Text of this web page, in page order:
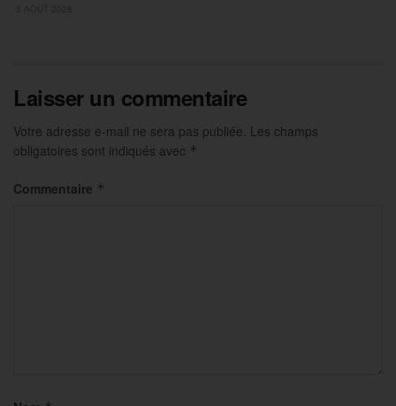
Laisser un commentaire
Votre adresse e-mail ne sera pas publiée. Les champs
obligatoires sont indiqués avec *
Commentaire *